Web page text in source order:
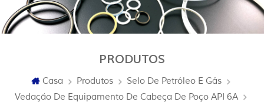
PRODUTOS
Casa Produtos
Selo De Petróleo E Gás
Vedação De Equipamento De Cabeça De Poço API 6A